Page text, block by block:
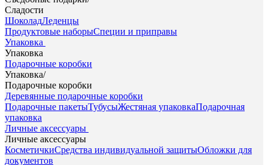
Сладости
ШоколадЛеденцы
Продуктовые наборыСпеции и приправы
Упаковка
Упаковка
Подарочные коробки
Упаковка/
Подарочные коробки
Деревянные подарочные коробки
Подарочные пакетыТубусыЖестяная упаковкаПодарочная
упаковка
Личные аксессуары
Личные аксессуары
КосметичкиСредства индивидуальной защитыОбложки для
документов